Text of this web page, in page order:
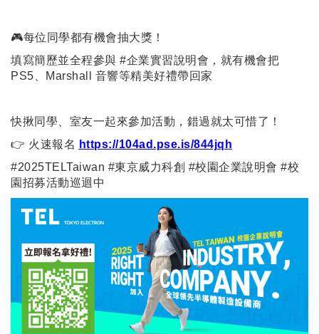
🎮每位同學都有機會抽大獎！
填寫簡歷並全程參與 #企業實習說明會，就有機會把
PS5、Marshall 音響等精美好禮帶回家
快揪同學、室友一起來參加活動，錯過就太可惜了！
👉 火速報名 https://104ad.pse.is/844jqh
#2025TELTaiwan #東京威力科創 #校園企業說明會 #校
園招募活動巡迴中